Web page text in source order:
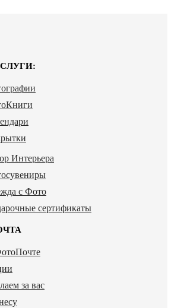
Интерьера
с Фото
сертификаты
за вас